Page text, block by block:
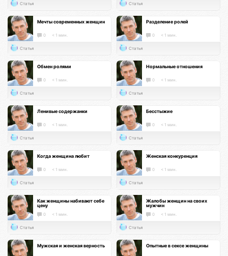
Статья Статья
Мечты современных женщин
0 < 1 мин.
Статья
Разделение ролей
0 < 1 мин.
Статья
Обмен ролями
0 < 1 мин.
Статья
Нормальные отношения
0 < 1 мин.
Статья
Ленивые содержанки
0 < 1 мин.
Статья
Бесстыжие
0 < 1 мин.
Статья
Когда женщина любит
0 < 1 мин.
Статья
Женская конкуренция
0 < 1 мин.
Статья
Как женщины набивают себе
цену
0 < 1 мин.
Статья
Жалобы женщин на своих
мужчин
0 < 1 мин.
Статья
Мужская и женская верность Опытные в сексе женщины